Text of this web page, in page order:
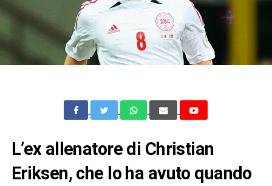
L’ex allenatore di Christian
Eriksen, che lo ha avuto quando